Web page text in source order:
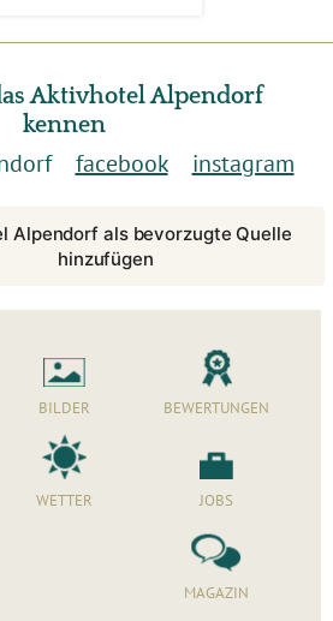
Aktivhotel Alpendorf
kennen
facebook instagram
Alpendorf als bevorzugte Quelle
hinzufügen
BILDER BEWERTUNGEN
WETTER JOBS
MAGAZIN